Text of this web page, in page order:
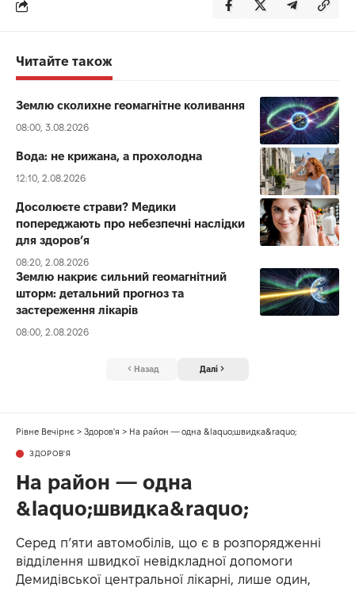
Читайте також
Землю сколихне геомагнітне коливання
08:00, 3.08.2026
Вода: не крижана, а прохолодна
12:10, 2.08.2026
Досолюєте страви? Медики
попереджають про небезпечні наслідки
для здоров’я
08:20, 2.08.2026
Землю накриє сильний геомагнітний
шторм: детальний прогноз та
застереження лікарів
08:00, 2.08.2026
Назад Далі
Рівне Вечірнє > Здоров'я > На район — одна &laquo;швидка&raquo;
ЗДОРОВ'Я
На район — одна
&laquo;швидка&raquo;
Серед п’яти автомобілів, що є в розпорядженні
відділення швидкої невідкладної допомоги
Демидівської центральної лікарні, лише один,